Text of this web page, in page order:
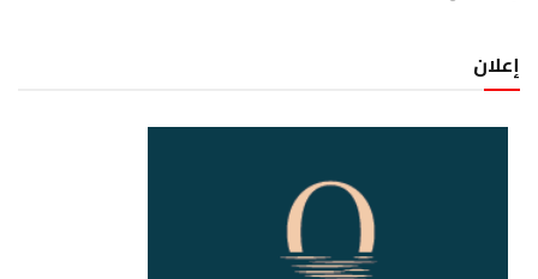
إعلان